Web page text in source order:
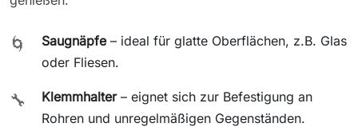
🌀 Saugnäpfe– ideal für glatte Oberflächen, z.B. Glas
oder Fliesen.
🔧 Klemmhalter– eignet sich zur Befestigung an
Rohren und unregelmäßigen Gegenständen.